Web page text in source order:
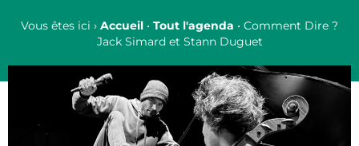
Vous êtes ici › Accueil • Tout l'agenda • Comment Dire ?
Jack Simard et Stann Duguet